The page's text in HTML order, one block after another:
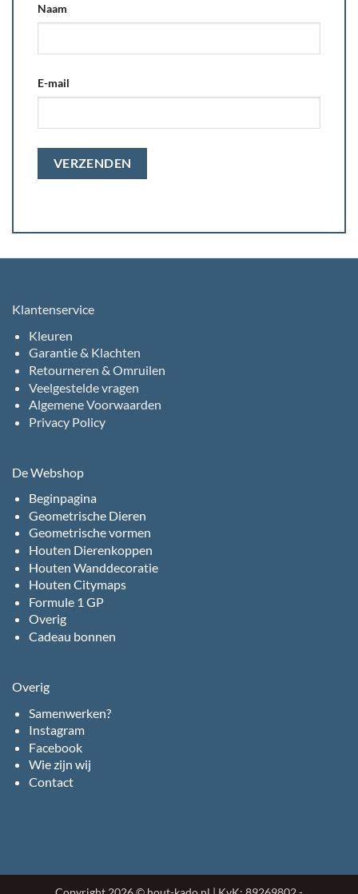
Naam
E-mail
Klantenservice
Kleuren
Garantie & Klachten
Retourneren & Omruilen
Veelgestelde vragen
Algemene Voorwaarden
Privacy Policy
De Webshop
Beginpagina
Geometrische Dieren
Geometrische vormen
Houten Dierenkoppen
Houten Wanddecoratie
Houten Citymaps
Formule 1 GP
Overig
Cadeau bonnen
Overig
Samenwerken?
Instagram
Facebook
Wie zijn wij
Contact